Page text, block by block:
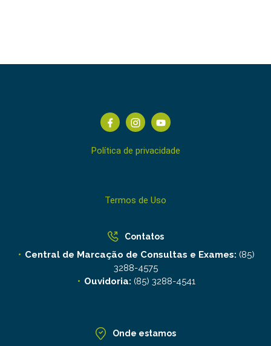
Política de privacidade
Termos de Uso
Contatos
Central de Marcação de Consultas e Exames: (85)
3288-4575
Ouvidoria: (85) 3288-4541
Onde estamos